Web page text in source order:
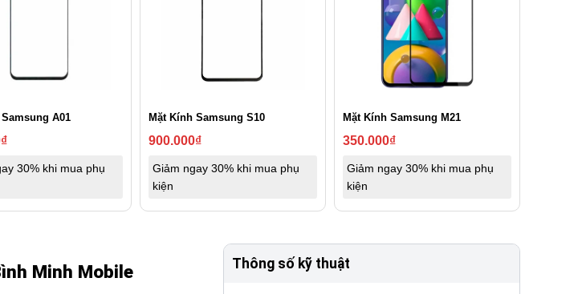
A01
₫
30% khi mua phụ
Mặt Kính Samsung S10
900.000₫
Giảm ngay 30% khi mua phụ
kiện
Mặt Kính Samsung M21
350.000₫
Giảm ngay 30% khi mua phụ
kiện
Minh Mobile Thông số kỹ thuật